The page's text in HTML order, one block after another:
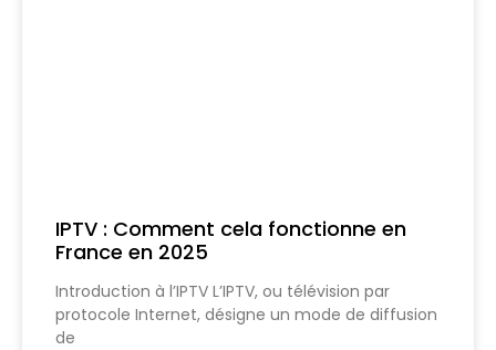
IPTV : Comment cela fonctionne en
France en 2025
Introduction à l’IPTV L’IPTV, ou télévision par
protocole Internet, désigne un mode de diffusion
de